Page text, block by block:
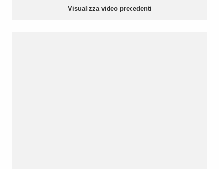
Visualizza video precedenti